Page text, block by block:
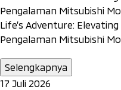
Pengalaman Mitsubishi
Life’s Adventure:
Pengalaman Mitsubishi
Selengkapnya
17 Juli 2026